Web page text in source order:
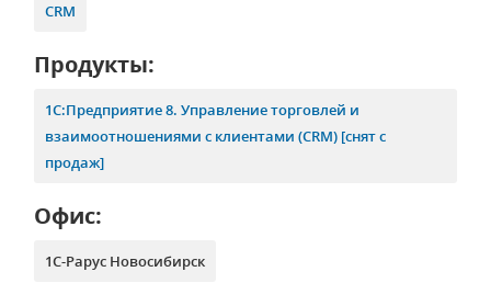
CRM
Продукты:
1С:Предприятие 8. Управление торговлей и
взаимоотношениями с клиентами (CRM) [снят с
продаж]
Офис:
1С-Рарус Новосибирск